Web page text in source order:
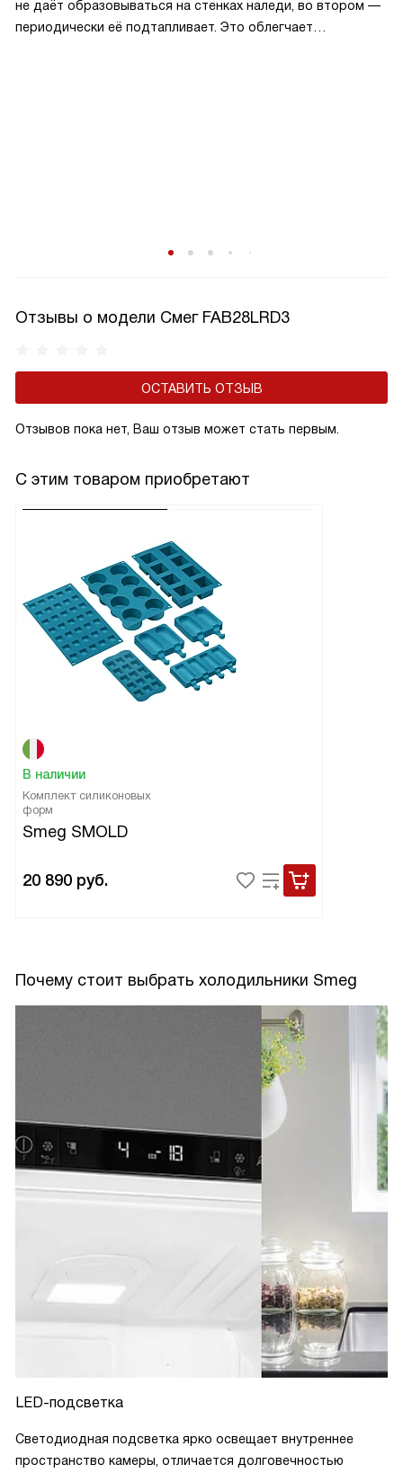
не даёт образовываться на стенках наледи, во втором —
периодически её подтапливает. Это облегчает
Отзывы о модели Смег FAB28LRD3
ОСТАВИТЬ ОТЗЫВ
Отзывов пока нет, Ваш отзыв может стать первым.
С этим товаром приобретают
В наличии
Комплект силиконовых
форм
Smeg SMOLD
20 890 руб.
Почему стоит выбрать холодильники Smeg
LED-подсветка
Светодиодная подсветка ярко освещает внутреннее
пространство камеры, отличается долговечностью